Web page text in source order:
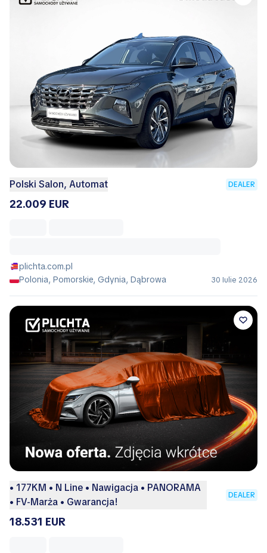
Polski Salon, Automat DEALER
22.009 EUR
plichta.com.pl
Polonia, Pomorskie, Gdynia, Dąbrowa
30 Iulie 2026
• 177KM • N Line • Nawigacja • PANORAMA
• FV-Marża • Gwarancja!
DEALER
18.531 EUR